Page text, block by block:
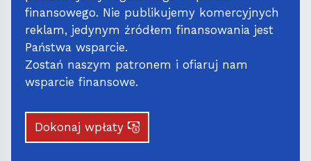
finansowego. Nie publikujemy komercyjnych
reklam, jedynym źródłem finansowania jest
Państwa wsparcie.
Zostań naszym patronem i ofiaruj nam
wsparcie finansowe.
Dokonaj wpłaty